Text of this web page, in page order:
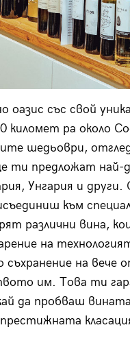
оазис със свой
километ­ ра около
шедьоври,
ти предложат най-
Унгария и
към
различни вина,
на
на вече
им. Това ти
да пробваш